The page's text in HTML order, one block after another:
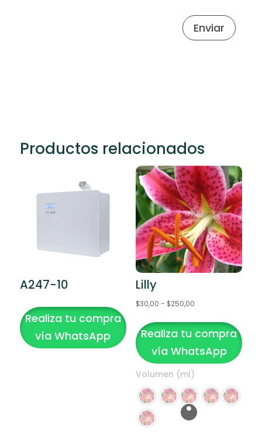
Enviar
Productos relacionados
A247-10
Realiza tu compra
vía WhatsApp
Lilly
$30,00 - $250,00Rango
precios:
desde
$30,00
hasta
$250,00
producto
tiene
múltiples
variantes.
Las
opciones
se
Realiza tu compra
vía WhatsApp
Volumen (ml)